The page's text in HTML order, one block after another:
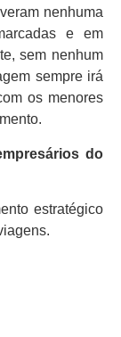
nenhuma
e em
sem nenhum
sempre irá
os menores
do
estratégico